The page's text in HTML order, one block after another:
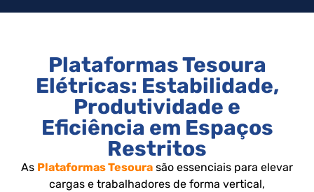
Plataformas Tesoura
Elétricas: Estabilidade,
Produtividade e
Eficiência em Espaços
Restritos
As Plataformas Tesoura são essenciais para elevar
cargas e trabalhadores de forma vertical,